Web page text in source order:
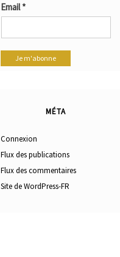
Email*
MÉTA
Connexion
Flux des publications
Flux des commentaires
Site de WordPress-FR